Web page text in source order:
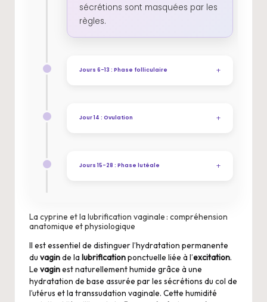
sécrétions sont masquées par les
règles.
Jours 6-13 : Phase folliculaire +
généralement peu abondantes,
Jour 14 : Ovulation +
étirable, semblable à du blanc
Jours 15-28 : Phase lutéale +
épaisses, opaques et moins
abondantes sous l’effet de la
progestérone.
La cyprine et la lubrification vaginale : compréhension
anatomique et physiologique
Il est essentiel de distinguer l’hydratation permanente
du vaginde la lubrificationponctuelle liée à l’excitation.
Le vaginest naturellement humide grâce à une
hydratation de base assurée par les sécrétions du col de
l’utérus et la transsudation vaginale. Cette humidité